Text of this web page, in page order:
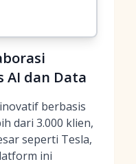
AI dan Data
berbasis
dari 3.000 klien,
seperti Tesla,
ini